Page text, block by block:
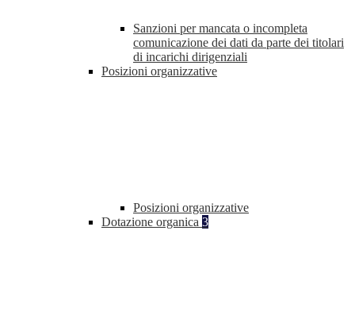
Sanzioni per mancata o incompleta
comunicazione dei dati da parte dei titolari
di incarichi dirigenziali
Posizioni organizzative
Posizioni organizzative
Dotazione organica 3